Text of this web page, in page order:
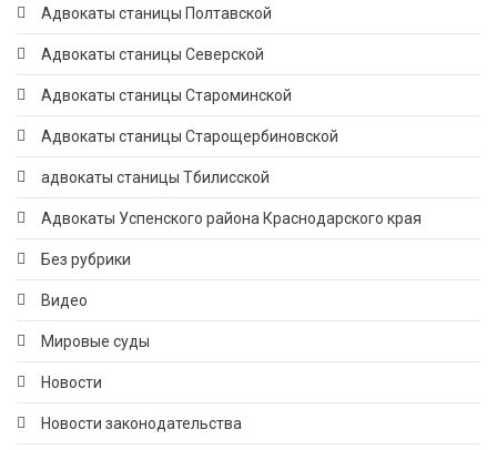
Адвокаты станицы Полтавской
Адвокаты станицы Северской
Адвокаты станицы Староминской
Адвокаты станицы Старощербиновской
адвокаты станицы Тбилисской
Адвокаты Успенского района Краснодарского края
Без рубрики
Видео
Мировые суды
Новости
Новости законодательства